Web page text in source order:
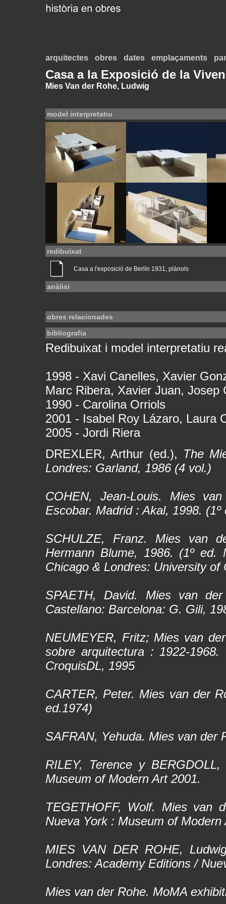
arquitectes obres dates emplaçaments
Casa a la Exposició de la
Mies Van der Rohe, Ludwig
model interpretatiu
redibuixat
Casa a l'exposició de Berlín 1931, plànols
anàlisi
obres relacionades
bibliografia
Redibuixat i model interpretatiu
1998 - Xavi Canelles, Xavier
Marc Ribera, Xavier Juan, Josep
1990 - Carolina Orriols
2001 - Isabel Roy Lázaro, Laura
2005 - Jordi Riera
DREXLER, Arthur (ed.), The
Londres: Garland, 1986 (4 vol.)
COHEN, Jean-Louis. Mies
Escobar. Madrid : Akal, 1998.
SCHULZE, Franz. Mies van
Hermann Blume, 1986. (1º
Chicago & Londres: University of
SPAETH, David. Mies van der
Castellano: Barcelona: G. Gili,
NEUMEYER, Fritz; Mies van
sobre arquitectura : 1922-1968.
CroquisDL, 1995
CARTER, Peter. Mies van der
ed.1974)
SAFRAN, Yehuda. Mies van der
RILEY, Terence y
Museum of Modern Art 2001.
TEGETHOFF, Wolf. Mies van
Nueva York : Museum of Modern
MIES VAN DER ROHE,
Londres: Academy Editions /
Mies van der Rohe. MoMA